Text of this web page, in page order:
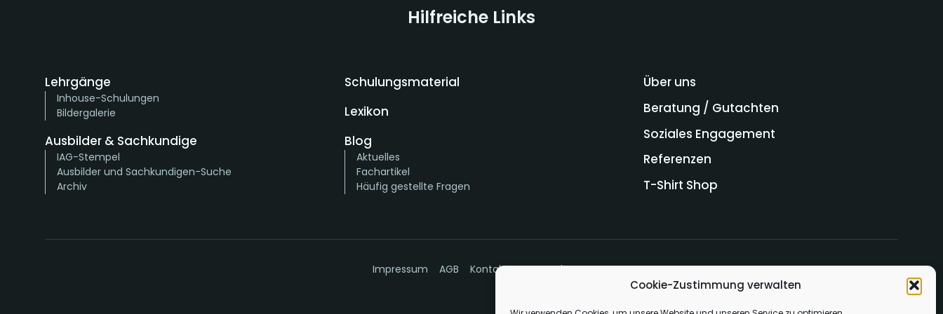
Cookie-Zustimmung verwalten
Hilfreiche Links
Lehrgänge
Inhouse-Schulungen
Bildergalerie
Ausbilder & Sachkundige
IAG-Stempel
Ausbilder und Sachkundigen-Suche
Archiv
Schulungsmaterial
Lexikon
Blog
Aktuelles
Fachartikel
Häufig gestellte Fragen
Über uns
Beratung / Gutachten
Soziales Engagement
Referenzen
T-Shirt Shop
Impressum AGB Kontakt Datenschutz